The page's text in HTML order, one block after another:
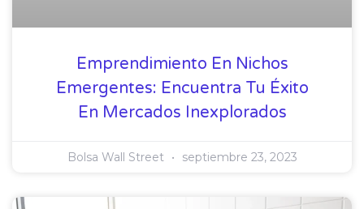
Emprendimiento En Nichos
Emergentes: Encuentra Tu Éxito
En Mercados Inexplorados
Bolsa Wall Street septiembre 23, 2023